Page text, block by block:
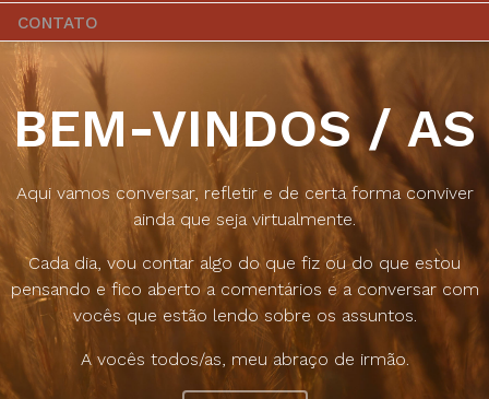
CONTATO
BEM-VINDOS / AS
Aqui vamos conversar, refletir e de certa forma conviver
ainda que seja virtualmente.
Cada dia, vou contar algo do que fiz ou do que estou
pensando e fico aberto a comentários e a conversar com
vocês que estão lendo sobre os assuntos.
A vocês todos/as, meu abraço de irmão.